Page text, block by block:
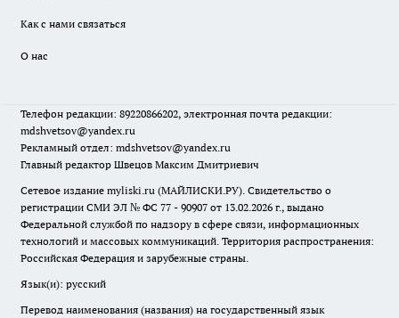
Как с нами связаться
О нас
Телефон редакции: 89220866202, электронная почта редакции:
mdshvetsov@yandex.ru
Рекламный отдел: mdshvetsov@yandex.ru
Главный редактор Швецов Максим Дмитриевич
Сетевое издание myliski.ru (МАЙЛИСКИ.РУ). Свидетельство о
регистрации СМИ ЭЛ № ФС 77 - 90907 от 13.02.2026 г., выдано
Федеральной службой по надзору в сфере связи, информационных
технологий и массовых коммуникаций. Территория распространения:
Российская Федерация и зарубежные страны.
Язык(и): русский
Перевод наименования (названия) на государственный язык